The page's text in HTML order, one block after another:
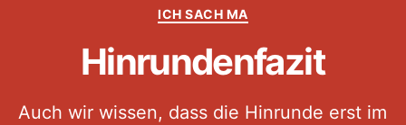
Kategorien
ICH SACH MA
Hinrundenfazit
Auch wir wissen, dass die Hinrunde erst im